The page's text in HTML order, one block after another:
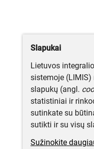
Slapukai
Lietuvos
sistemoje
slapukų (angl.
statistiniai ir
sutinkate su
sutikti ir su visų
Sužinokite